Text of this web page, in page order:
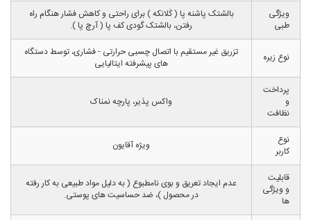
ویژگی
طبی
بالشتک پاشنه پا ( کَلانکه ) برای راحتی و کاهش فشار هنگام راه
رفتن، بالشتک گودی کف پا ( آرچ پا ).
نوع زیره
تزریق غیر مستقیم با اتصال چسبی حرارتی - فشاری، توسط دستگاه
های پیشرفته ایتالیایی
پرداخت
و
نظافت
واکس پذیر، پارچه نمناک
نوع
کاربر
ویژه آقایون
قابلیت
و ویژگی
ها
عدم ایجاد تعریق و بوی نامطبوع ( به دلیل مواد طبیعی به کار رفته
در محصول )، ضد حساسیت های پوستی.